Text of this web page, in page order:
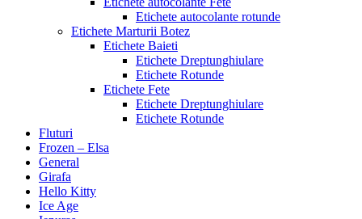
Etichete autocolante rotunde
Etichete Marturii Botez
Etichete Baieti
Etichete Dreptunghiulare
Etichete Rotunde
Etichete Fete
Etichete Dreptunghiulare
Etichete Rotunde
Fluturi
Frozen – Elsa
General
Girafa
Hello Kitty
Ice Age